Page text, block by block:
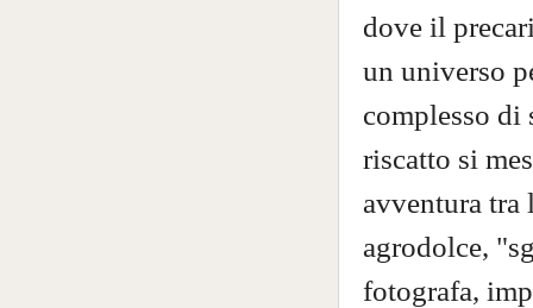
dove il
un universo
complesso di
riscatto si
avventura tra
agrodolce,
fotografa,